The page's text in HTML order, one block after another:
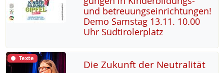
und be­t­reu­ung­s­ein­rich­tun­gen!
De­mo Sams­tag 13.11. 10.00
Uhr Süd­t­i­ro­ler­platz
Texte Die Zukunft der Neutralität